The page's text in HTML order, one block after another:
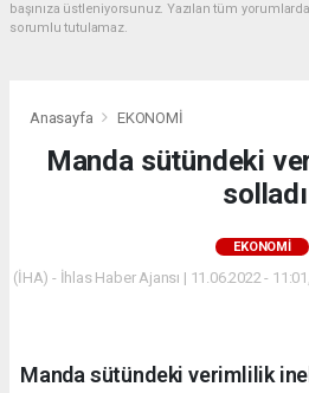
başınıza üstleniyorsunuz. Yazılan tüm
sorumlu tutulamaz.
Anasayfa EKONOMİ
Manda sütündeki
solladı
EKONOMİ
(İHA) - İhlas Haber Ajansı | 11.06.2022 -
Manda sütündeki verimlilik